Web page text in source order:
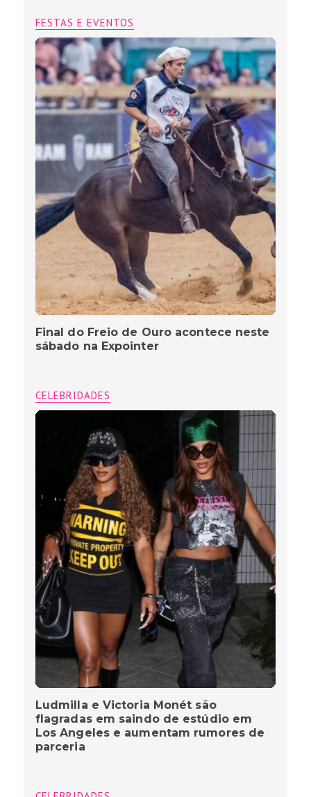
FESTAS E EVENTOS
Final do Freio de Ouro acontece neste
sábado na Expointer
CELEBRIDADES
Ludmilla e Victoria Monét são
flagradas em saindo de estúdio em
Los Angeles e aumentam rumores de
parceria